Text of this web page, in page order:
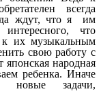
всегда
ждут, что я им
что
к их музыкальным
свою работу с
японская народная
ребенка. Иначе
новые задачи,